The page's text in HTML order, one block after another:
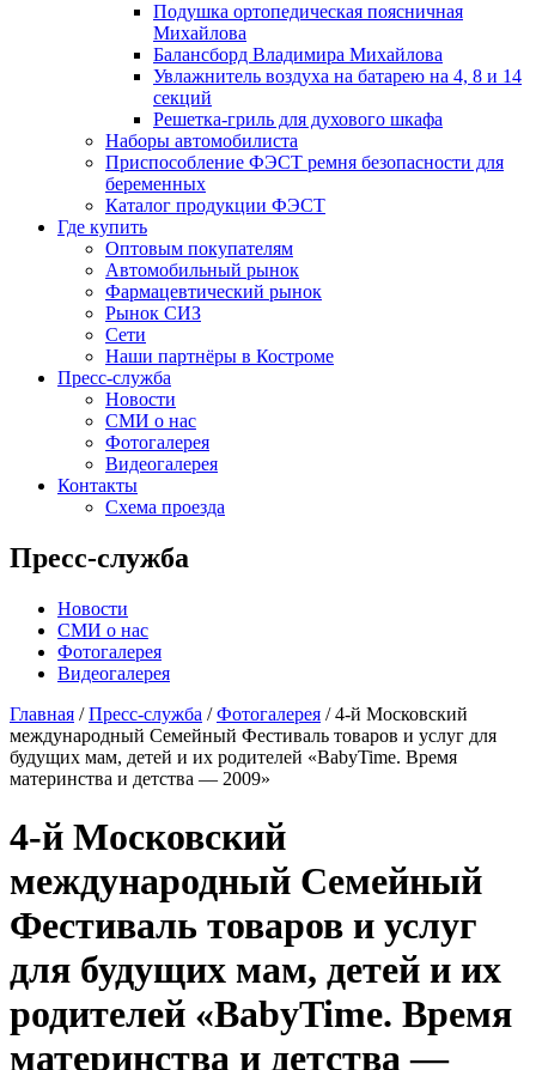
Подушка ортопедическая поясничная
Михайлова
Балансборд Владимира Михайлова
Увлажнитель воздуха на батарею на 4, 8 и 14
секций
Решетка-гриль для духового шкафа
Наборы автомобилиста
Приспособление ФЭСТ ремня безопасности для
беременных
Каталог продукции ФЭСТ
Где купить
Оптовым покупателям
Автомобильный рынок
Фармацевтический рынок
Рынок СИЗ
Сети
Наши партнёры в Костроме
Пресс-служба
Новости
СМИ о нас
Фотогалерея
Видеогалерея
Контакты
Схема проезда
Пресс-служба
Новости
СМИ о нас
Фотогалерея
Видеогалерея
Главная / Пресс-служба / Фотогалерея / 4-й Московский
международный Семейный Фестиваль товаров и услуг для
будущих мам, детей и их родителей «BabyTime. Время
материнства и детства — 2009»
4-й Московский
международный Семейный
Фестиваль товаров и услуг
для будущих мам, детей и их
родителей «BabyTime. Время
материнства и детства —